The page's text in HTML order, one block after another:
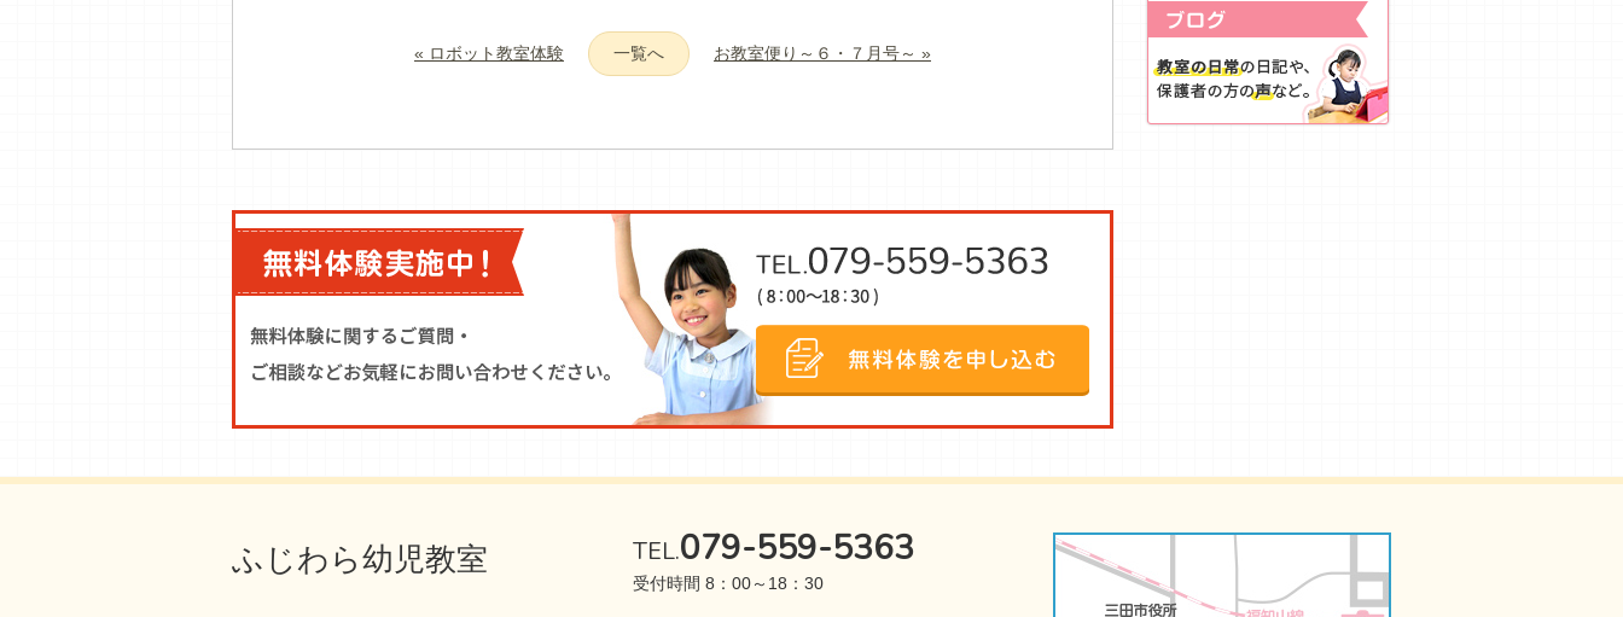
« ロボット教室体験 一覧へ お教室便り～６・７月号～ »
ふじわら幼児教室 TEL.079-559-5363
受付時間 8：00～18：30